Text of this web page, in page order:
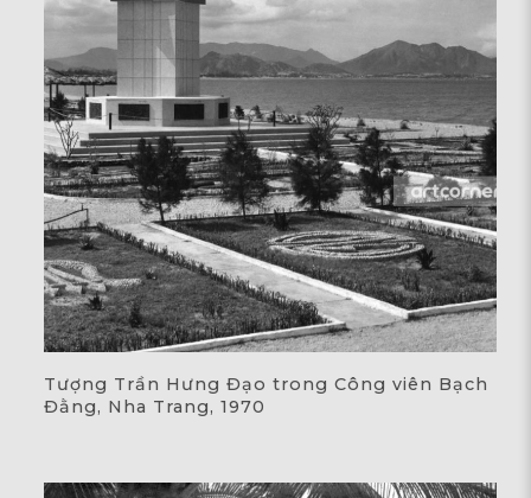
Tượng Trần Hưng Đạo trong Công viên Bạch
Đằng, Nha Trang, 1970